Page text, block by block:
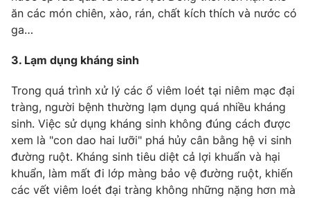
ăn các món chiên, xào, rán, chất kích thích và nước có
ga…
3. Lạm dụng kháng sinh
Trong quá trình xử lý các ổ viêm loét tại niêm mạc đại
tràng, người bệnh thường lạm dụng quá nhiều kháng
sinh. Việc sử dụng kháng sinh không đúng cách được
xem là "con dao hai lưỡi" phá hủy cân bằng hệ vi sinh
đường ruột. Kháng sinh tiêu diệt cả lợi khuẩn và hại
khuẩn, làm mất đi lớp màng bảo vệ đường ruột, khiến
các vết viêm loét đại tràng không những nặng hơn mà